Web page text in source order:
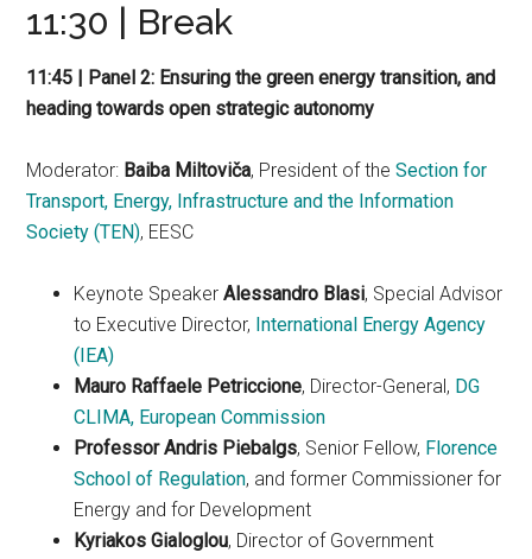
11:30 | Break
11:45 | Panel 2: Ensuring the green energy transition, and
heading towards open strategic autonomy
Moderator: Baiba Miltoviča, President of theSection for
Transport, Energy, Infrastructure and the Information
Society (TEN), EESC
Keynote SpeakerAlessandro Blasi, Special Advisor
to Executive Director, International Energy Agency
(IEA)
Mauro Raffaele Petriccione, Director-General, DG
CLIMA, European Commission
Professor Andris Piebalgs, Senior Fellow, Florence
School of Regulation, and former Commissioner for
Energy and for Development
Kyriakos Gialoglou, Director of Government